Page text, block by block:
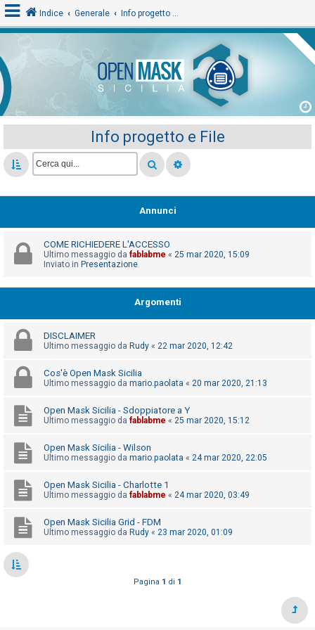
o
g
i
o
m
n
i
s
n
z
a
r
i
s
p
o
a
Indice Generale Info progetto e File
Info progetto e File
Annunci
COME RICHIEDERE L'ACCESSO
Ultimo messaggio da fablabme « 25 mar 2020, 15:09
Inviato in Presentazione
Argomenti
DISCLAIMER
Ultimo messaggio da Rudy « 22 mar 2020, 12:42
Cos'è Open Mask Sicilia
Ultimo messaggio da mario.paolata « 20 mar 2020, 21:13
Open Mask Sicilia - Sdoppiatore a Y
Ultimo messaggio da fablabme « 25 mar 2020, 15:12
Open Mask Sicilia - Wilson
Ultimo messaggio da mario.paolata « 24 mar 2020, 22:05
Open Mask Sicilia - Charlotte 1
Ultimo messaggio da fablabme « 24 mar 2020, 03:49
Open Mask Sicilia Grid - FDM
Ultimo messaggio da Rudy « 23 mar 2020, 01:09
Pagina 1 di 1